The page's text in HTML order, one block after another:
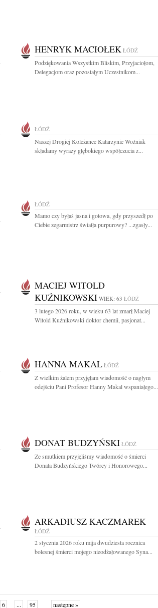
HENRYK MACIOŁEK ŁÓDŹ
Podziękowania Wszystkim Bliskim, Przyjaciołom,
Delegacjom oraz pozostałym Uczestnikom...
ŁÓDŹ
Naszej Drogiej Koleżance Katarzynie Woźniak
składamy wyrazy głębokiego współczucia z...
ŁÓDŹ
Mamo czy byłaś jasna i gotowa, gdy przyszedł po
Ciebie zegarmistrz światła purpurowy? ...zgasły...
MACIEJ WITOLD
KUŹNIKOWSKI WIEK: 63 ŁÓDŹ
3 lutego 2026 roku, w wieku 63 lat zmarł Maciej
Witold Kuźnikowski doktor chemii, pasjonat...
HANNA MAKAL ŁÓDŹ
Z wielkim żalem przyjęłam wiadomość o nagłym
odejściu Pani Profesor Hanny Makal wspaniałego...
DONAT BUDZYŃSKI ŁÓDŹ
Ze smutkiem przyjęliśmy wiadomość o śmierci
Donata Budzyńskiego Twórcy i Honorowego...
ARKADIUSZ KACZMAREK
ŁÓDŹ
2 stycznia 2026 roku mija dwudziesta rocznica
bolesnej śmierci mojego nieodżałowanego Syna...
6 ... 95 następne »